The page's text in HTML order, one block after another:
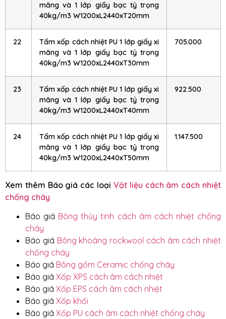
măng và 1 lớp giấy bạc tỷ trọng
40kg/m3 W1200xL2440xT20mm
22
Tấm xốp cách nhiệt PU 1 lớp giấy xi
măng và 1 lớp giấy bạc tỷ trọng
40kg/m3 W1200xL2440xT30mm
705.000
23
Tấm xốp cách nhiệt PU 1 lớp giấy xi
măng và 1 lớp giấy bạc tỷ trọng
40kg/m3 W1200xL2440xT40mm
922.500
24
Tấm xốp cách nhiệt PU 1 lớp giấy xi
măng và 1 lớp giấy bạc tỷ trọng
40kg/m3 W1200xL2440xT50mm
1.147.500
Xem thêm Báo giá các loại Vật liệu cách âm cách nhiệt
chống cháy
Báo giá Bông thủy tinh cách âm cách nhiệt chống
cháy
Báo giá Bông khoáng rockwool cách âm cách nhiệt
chống cháy
Báo giá Bông gốm Ceramic chống cháy
Báo giá Xốp XPS cách âm cách nhiệt
Báo giá Xốp EPS cách âm cách nhiệt
Báo giá Xốp khối
Báo giá Xốp PU cách âm cách nhiệt chống cháy